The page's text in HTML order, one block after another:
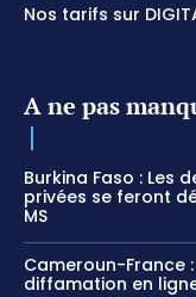
Nos tarifs sur
A ne pas
Burkina Faso : Les
privées se feront
MS
Cameroun-France
diffamation en